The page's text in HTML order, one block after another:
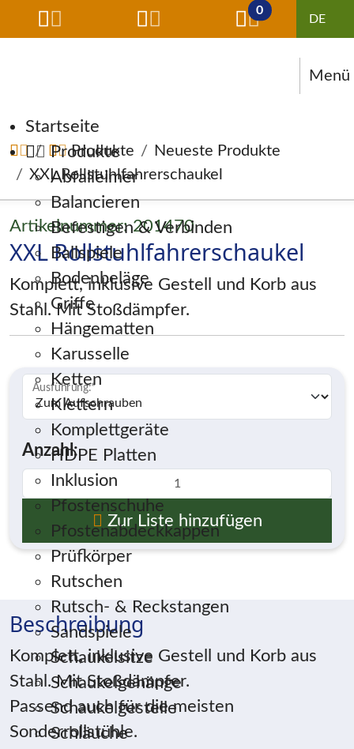
0
Menü
Navigation überspringen
Startseite
Produkte
Abfalleimer
Balancieren
Befestigen & Verbinden
Ballspiele
Bodenbeläge
Griffe
Hängematten
Karusselle
Ketten
Klettern
Komplettgeräte
HDPE Platten
Inklusion
Pfostenschuhe
Pfostenabdeckkappen
Prüfkörper
Rutschen
Rutsch- & Reckstangen
Sandspiele
Schaukelsitze
Schaukelgehänge
Schaukelgestelle
Schläuche
Produkte
Neueste Produkte
XXL Rollstuhlfahrerschaukel
Artikelnummer: 201470
XXL Rollstuhlfahrerschaukel
Komplett, inklusive Gestell und Korb aus
Stahl. Mit Stoßdämpfer.
Ausführung:*
Anzahl:
Zur Liste hinzufügen
Beschreibung
Komplett, inklusive Gestell und Korb aus
Stahl. Mit Stoßdämpfer.
Passend auch für die meisten
Sonderrollstühle.